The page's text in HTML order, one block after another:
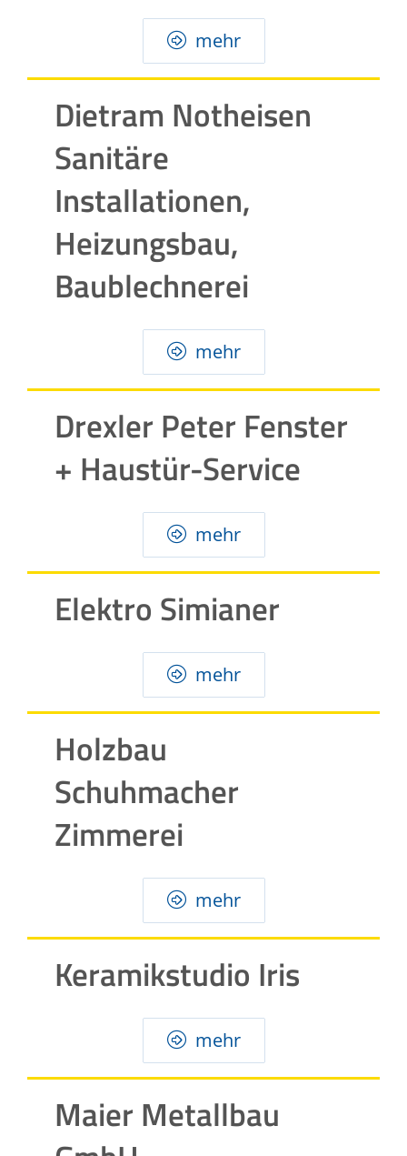
mehr
Dietram Notheisen
Sanitäre
Installationen,
Heizungsbau,
Baublechnerei
mehr
Drexler Peter Fenster
+ Haustür-Service
mehr
Elektro Simianer
mehr
Holzbau
Schuhmacher
Zimmerei
mehr
Keramikstudio Iris
mehr
Maier Metallbau